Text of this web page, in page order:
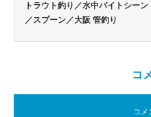
トラウト釣り／水中バイトシーン
／スプーン／大阪 管釣り
コ
コメ